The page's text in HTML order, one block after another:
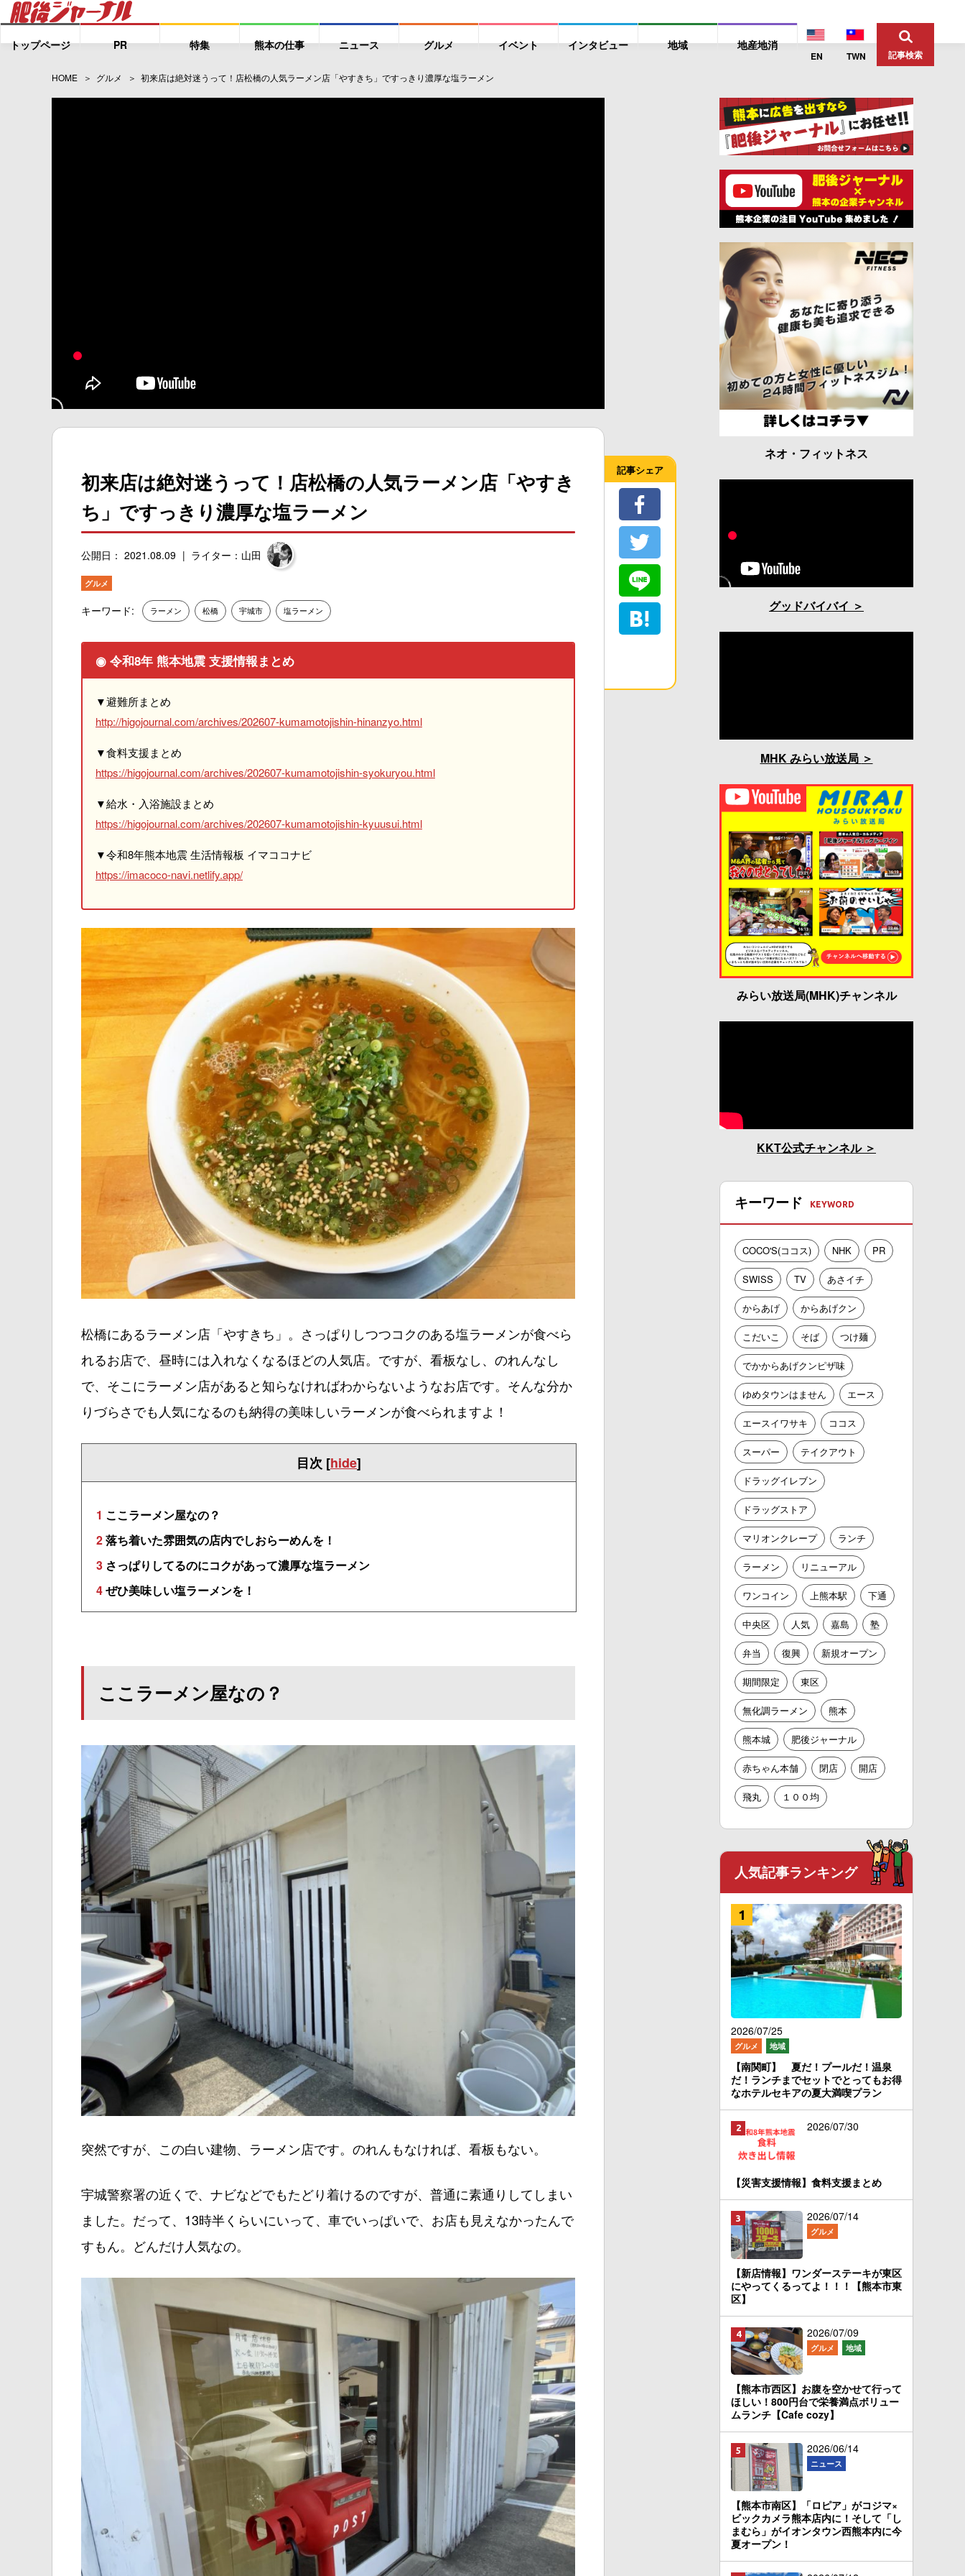
トップページ PR 特集 熊本の仕事 ニュース グルメ イベント インタビュー 地域 地産地消
EN TWN 記事検索
HOME グルメ 初来店は絶対迷うって！店松橋の人気ラーメン店「やすきち」ですっきり濃厚な塩ラーメン
初来店は絶対迷うって！店松橋の人気ラーメン店「やすき
ち」ですっきり濃厚な塩ラーメン
公開日： 2021.08.09 ライター：山田
グルメ
キーワード: ラーメン 松橋 宇城市 塩ラーメン
◉ 令和8年 熊本地震 支援情報まとめ
▼避難所まとめ
http://higojournal.com/archives/202607-kumamotojishin-hinanzyo.html
▼食料支援まとめ
https://higojournal.com/archives/202607-kumamotojishin-syokuryou.html
▼給水・入浴施設まとめ
https://higojournal.com/archives/202607-kumamotojishin-kyuusui.html
▼令和8年熊本地震 生活情報板 イマココナビ
https://imacoco-navi.netlify.app/
松橋にあるラーメン店「やすきち」。さっぱりしつつコクのある塩ラーメンが食べら
れるお店で、昼時には入れなくなるほどの人気店。ですが、看板なし、のれんなし
で、そこにラーメン店があると知らなければわからないようなお店です。そんな分か
りづらさでも人気になるのも納得の美味しいラーメンが食べられますよ！
目次 [hide]
1 ここラーメン屋なの？
2落ち着いた雰囲気の店内でしおらーめんを！
3 さっぱりしてるのにコクがあって濃厚な塩ラーメン
4ぜひ美味しい塩ラーメンを！
ここラーメン屋なの？
突然ですが、この白い建物、ラーメン店です。のれんもなければ、看板もない。
宇城警察署の近くで、ナビなどでもたどり着けるのですが、普通に素通りしてしまい
ました。だって、13時半くらいにいって、車でいっぱいで、お店も見えなかったんで
すもん。どんだけ人気なの。
記事シェア
ネオ・フィットネス
グッドバイバイ
MHK みらい放送局
みらい放送局(MHK)チャンネル
KKT公式チャンネル
キーワード
COCO'S(ココス) NHK PR
SWISS TV あさイチ
からあげ からあげクン
こだいこ そば つけ麺
でかからあげクンピザ味
ゆめタウンはません エース
エースイワサキ ココス
スーパー テイクアウト
ドラッグイレブン
ドラッグストア
マリオンクレープ ランチ
ラーメン リニューアル
ワンコイン 上熊本駅 下通
中央区 人気 嘉島 塾
弁当 復興 新規オープン
期間限定 東区
無化調ラーメン 熊本
熊本城 肥後ジャーナル
赤ちゃん本舗 閉店 開店
飛丸 １００均
人気記事ランキング
2026/07/25
グルメ 地域
【南関町】 夏だ！プールだ！温泉
だ！ランチまでセットでとってもお得
なホテルセキアの夏大満喫プラン
2026/07/30
【災害支援情報】食料支援まとめ
2026/07/14
グルメ
【新店情報】ワンダーステーキが東区
にやってくるってよ！！！【熊本市東
区】
2026/07/09
グルメ 地域
【熊本市西区】お腹を空かせて行って
ほしい！800円台で栄養満点ボリュー
ムランチ【Cafe cozy】
2026/06/14
ニュース
【熊本市南区】「ロピア」がコジマ×
ビックカメラ熊本店内に！そして「し
まむら」がイオンタウン西熊本内に今
夏オープン！